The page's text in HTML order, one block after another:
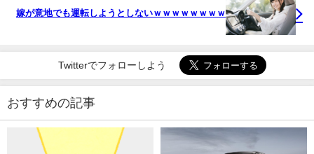
嫁が意地でも運転しようとしないｗｗｗｗｗｗｗｗ
Twitterでフォローしよう
おすすめの記事